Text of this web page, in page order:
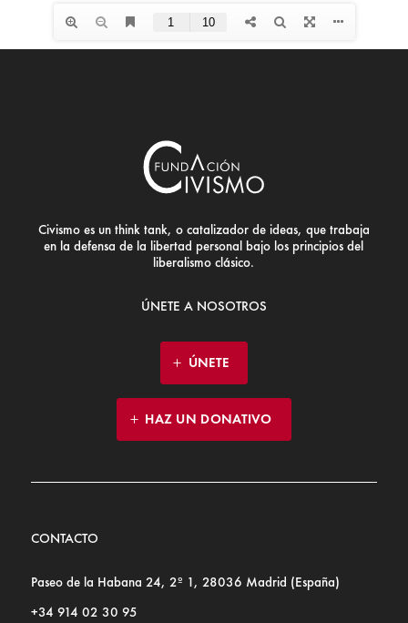
Civismo es un think tank, o catalizador de ideas, que trabaja
en la defensa de la libertad personal bajo los principios del
liberalismo clásico.
ÚNETE A NOSOTROS
ÚNETE
HAZ UN DONATIVO
CONTACTO
Paseo de la Habana 24, 2º 1, 28036 Madrid (España)
+34 914 02 30 95